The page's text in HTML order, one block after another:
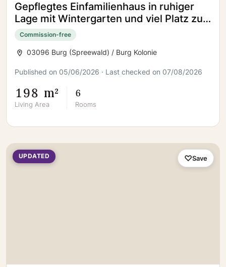
Gepflegtes Einfamilienhaus in ruhiger
Lage mit Wintergarten und viel Platz zur
Entfaltung
Commission-free
03096 Burg (Spreewald) / Burg Kolonie
Published on 05/06/2026 · Last checked on 07/08/2026
198 m²
Living Area
6
Rooms
UPDATED Save